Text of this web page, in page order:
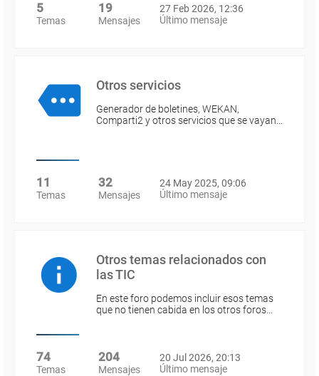
5
Temas
19
Mensajes
27 Feb 2026, 12:36
Último mensaje
Otros servicios
Generador de boletines, WEKAN,
Comparti2 y otros servicios que se vayan…
11
Temas
32
Mensajes
24 May 2025, 09:06
Último mensaje
Otros temas relacionados con
las TIC
En este foro podemos incluir esos temas
que no tienen cabida en los otros foros…
74
Temas
204
Mensajes
20 Jul 2026, 20:13
Último mensaje